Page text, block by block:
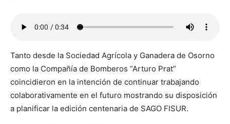
Tanto desde la Sociedad Agrícola y Ganadera de Osorno
como la Compañía de Bomberos “Arturo Prat”
coincidieron en la intención de continuar trabajando
colaborativamente en el futuro mostrando su disposición
a planificar la edición centenaria de SAGO FISUR.